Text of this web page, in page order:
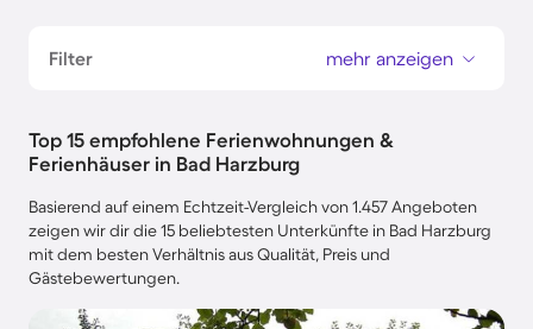
Filter mehr anzeigen
Top 15 empfohlene Ferienwohnungen &
Ferienhäuser in Bad Harzburg
Basierend auf einem Echtzeit-Vergleich von 1.457 Angeboten
zeigen wir dir die 15 beliebtesten Unterkünfte in Bad Harzburg
mit dem besten Verhältnis aus Qualität, Preis und
Gästebewertungen.